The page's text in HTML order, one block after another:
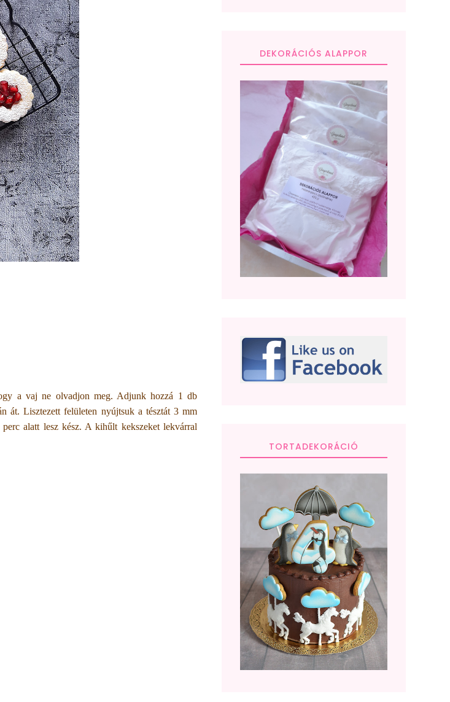
a vaj ne olvadjon meg. Adjunk hozzá 1 db
át. Lisztezett felületen nyújtsuk a tésztát 3 mm
alatt lesz kész. A kihűlt kekszeket lekvárral
DEKORÁCIÓS ALAPPOR
TORTADEKORÁCIÓ